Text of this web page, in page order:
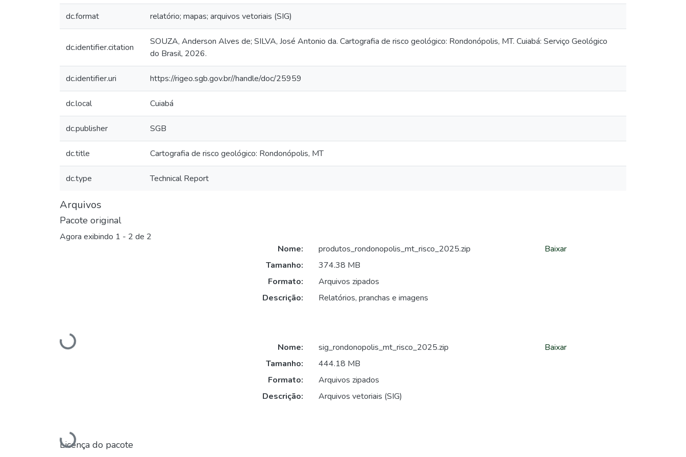
dc.format relatório; mapas; arquivos vetoriais (SIG)
dc.identifier.citation
SOUZA, Anderson Alves de; SILVA, José Antonio da. Cartografia de risco geológico: Rondonópolis, MT. Cuiabá: Serviço Geológico
do Brasil, 2026.
dc.identifier.uri https://rigeo.sgb.gov.br//handle/doc/25959
dc.local Cuiabá
dc.publisher SGB
dc.title Cartografia de risco geológico: Rondonópolis, MT
dc.type Technical Report
Arquivos
Pacote original
Agora exibindo 1 - 2 de 2
Carregando...
Nome:
produtos_rondonopolis_mt_risco_2025.zip
Tamanho:
374.38 MB
Formato:
Arquivos zipados
Descrição:
Relatórios, pranchas e imagens
Baixar
Carregando...
Nome:
sig_rondonopolis_mt_risco_2025.zip
Tamanho:
444.18 MB
Formato:
Arquivos zipados
Descrição:
Arquivos vetoriais (SIG)
Baixar
Licença do pacote